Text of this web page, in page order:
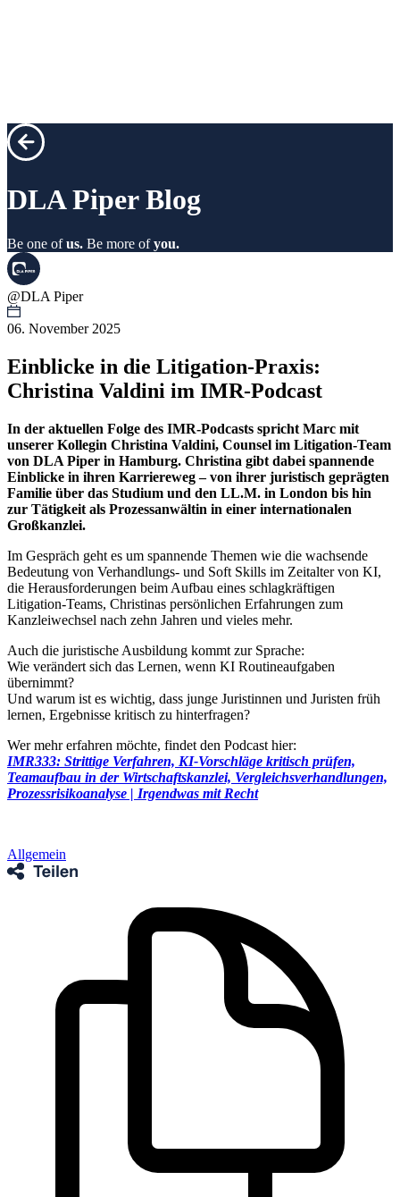
DLA PiperBlog
Be one ofus. Be more ofyou.
@DLA Piper
06. November 2025
Einblicke in die Litigation-Praxis:
Christina Valdini im IMR-Podcast
In der aktuellen Folge des IMR-Podcasts spricht Marc mit
unserer Kollegin Christina Valdini, Counsel im Litigation-Team
von DLA Piper in Hamburg. Christina gibt dabei spannende
Einblicke in ihren Karriereweg – von ihrer juristisch geprägten
Familie über das Studium und den LL.M. in London bis hin
zur Tätigkeit als Prozessanwältin in einer internationalen
Großkanzlei.
Im Gespräch geht es um spannende Themen wie die wachsende
Bedeutung von Verhandlungs- und Soft Skills im Zeitalter von KI,
die Herausforderungen beim Aufbau eines schlagkräftigen
Litigation-Teams, Christinas persönlichen Erfahrungen zum
Kanzleiwechsel nach zehn Jahren und vieles mehr.
Auch die juristische Ausbildung kommt zur Sprache:
Wie verändert sich das Lernen, wenn KI Routineaufgaben
übernimmt?
Und warum ist es wichtig, dass junge Juristinnen und Juristen früh
lernen, Ergebnisse kritisch zu hinterfragen?
Wer mehr erfahren möchte, findet den Podcast hier:
IMR333: Strittige Verfahren, KI-Vorschläge kritisch prüfen,
Teamaufbau in der Wirtschaftskanzlei, Vergleichsverhandlungen,
Prozessrisikoanalyse | Irgendwas mit Recht
Allgemein